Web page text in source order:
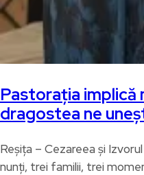
Pastorația implică
dragostea ne
Reșița – Cezareea și
nunți, trei familii, trei